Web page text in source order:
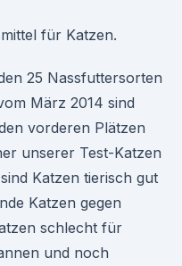
für Katzen.
25 Nassfuttersorten
März 2014 sind
vorderen Plätzen
unserer Test-Katzen
Katzen tierisch gut
Katzen gegen
schlecht für
und noch